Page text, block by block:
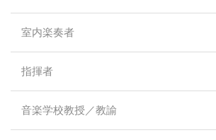
室内楽奏者
指揮者
音楽学校教授／教諭